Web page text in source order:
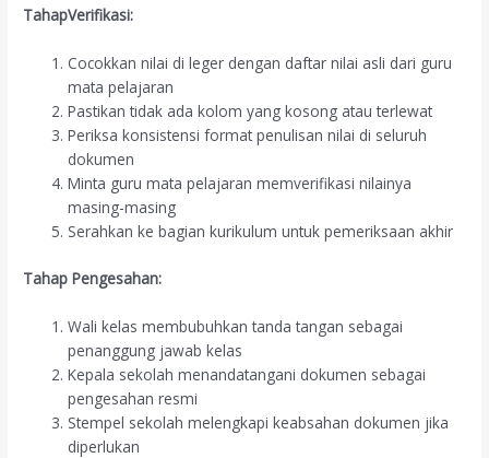
TahapVerifikasi:
Cocokkan nilai di leger dengan daftar nilai asli dari guru
mata pelajaran
Pastikan tidak ada kolom yang kosong atau terlewat
Periksa konsistensi format penulisan nilai di seluruh
dokumen
Minta guru mata pelajaran memverifikasi nilainya
masing-masing
Serahkan ke bagian kurikulum untuk pemeriksaan akhir
Tahap Pengesahan:
Wali kelas membubuhkan tanda tangan sebagai
penanggung jawab kelas
Kepala sekolah menandatangani dokumen sebagai
pengesahan resmi
Stempel sekolah melengkapi keabsahan dokumen jika
diperlukan